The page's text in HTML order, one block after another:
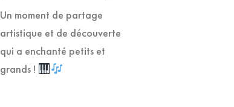
Un moment de partage
artistique et de découverte
qui a enchanté petits et
grands !